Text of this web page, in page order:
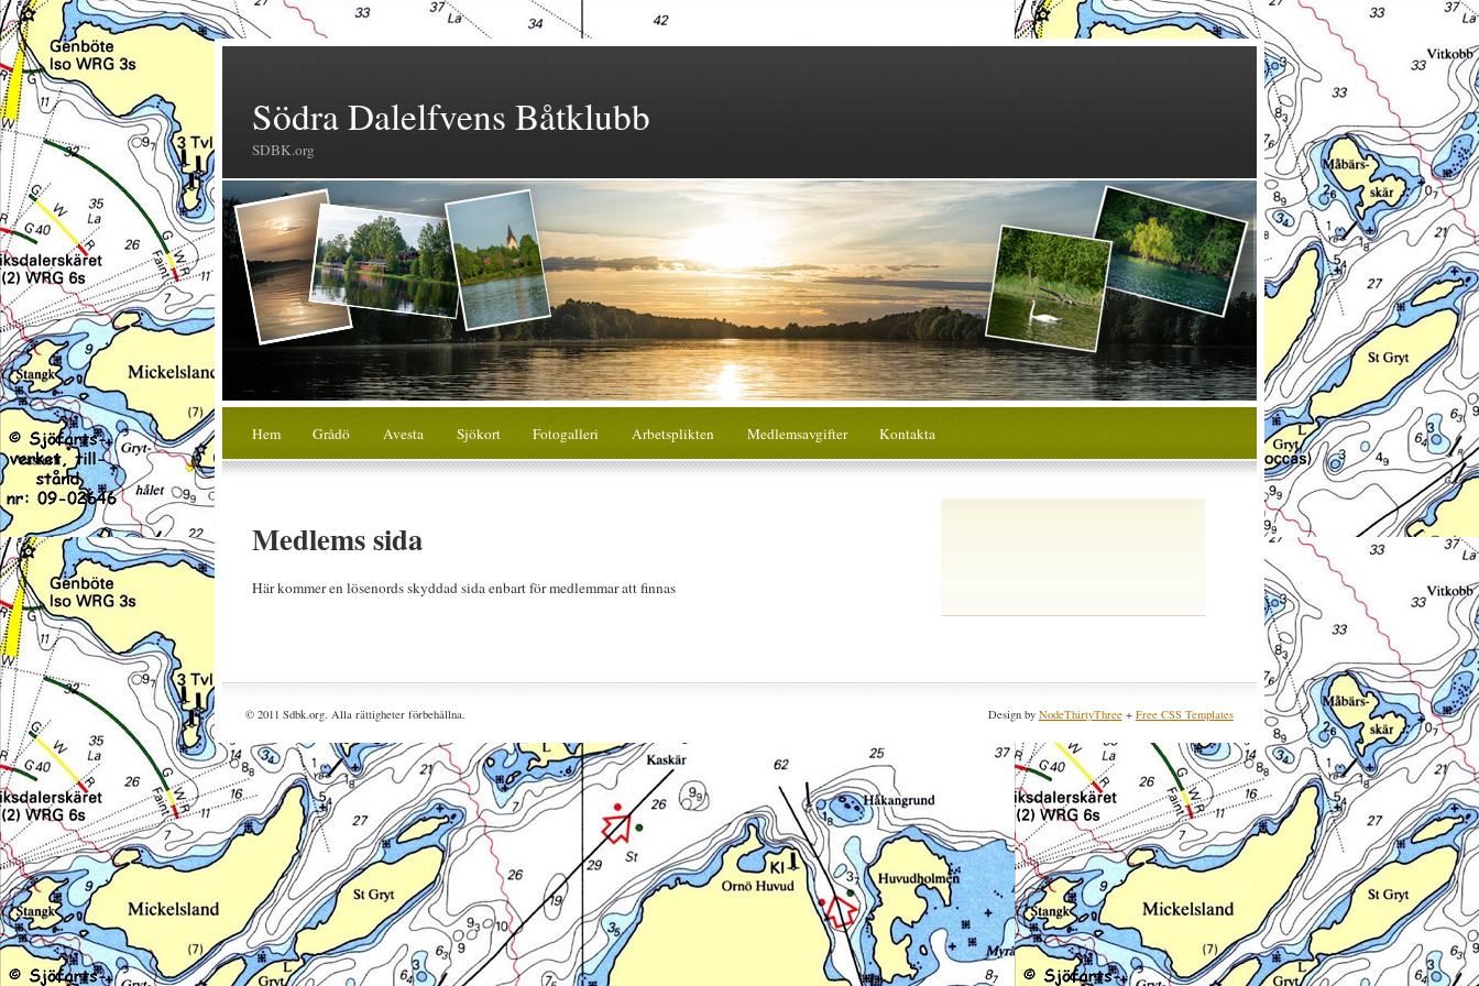
Södra Dalelfvens Båtklubb
SDBK.org
Hem Grådö Avesta Sjökort Fotogalleri Arbetsplikten Medlemsavgifter Kontakta
Medlems sida
Här kommer en lösenords skyddad sida enbart för medlemmar att finnas
© 2011 Sdbk.org. Alla rättigheter förbehållna. Design by NodeThirtyThree+ Free CSS Templates